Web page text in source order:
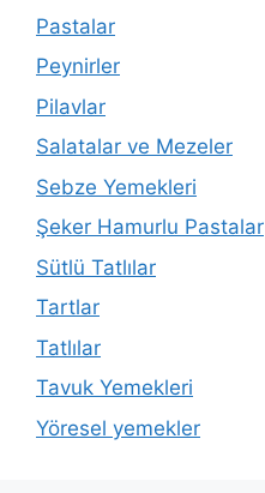
Pastalar
Peynirler
Pilavlar
Salatalar ve Mezeler
Sebze Yemekleri
Şeker Hamurlu Pastalar
Sütlü Tatlılar
Tartlar
Tatlılar
Tavuk Yemekleri
Yöresel yemekler